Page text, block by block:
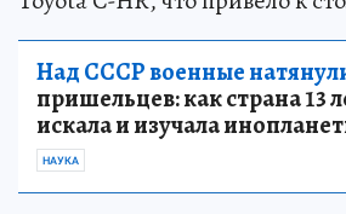
Над СССР военные
пришельцев: как страна 13
искала и изучала
НАУКА